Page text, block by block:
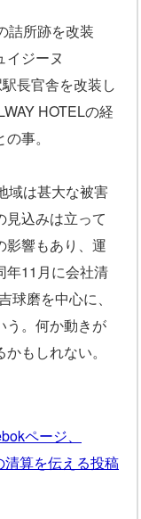
詰所跡を改装
イジーヌ
長官舎を改装し
HOTELの経
事。
域は甚大な被害
見込みは立って
影響もあり、運
年11月に会社清
磨を中心に、
う。何か動きが
もしれない。
ページ、
清算を伝える投稿